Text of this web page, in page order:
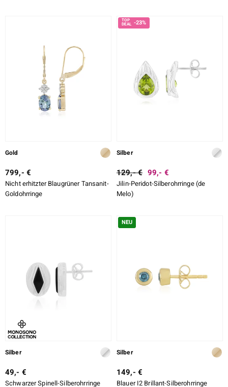
Gold
799,- €
Nicht erhitzter Blaugrüner Tansanit-
Goldohrringe
-23%
Silber
129,- € 99,- €
Jilin-Peridot-Silberohrringe (de
Melo)
Silber
49,- €
Schwarzer Spinell-Silberohrringe
NEU
Silber
149,- €
Blauer I2 Brillant-Silberohrringe